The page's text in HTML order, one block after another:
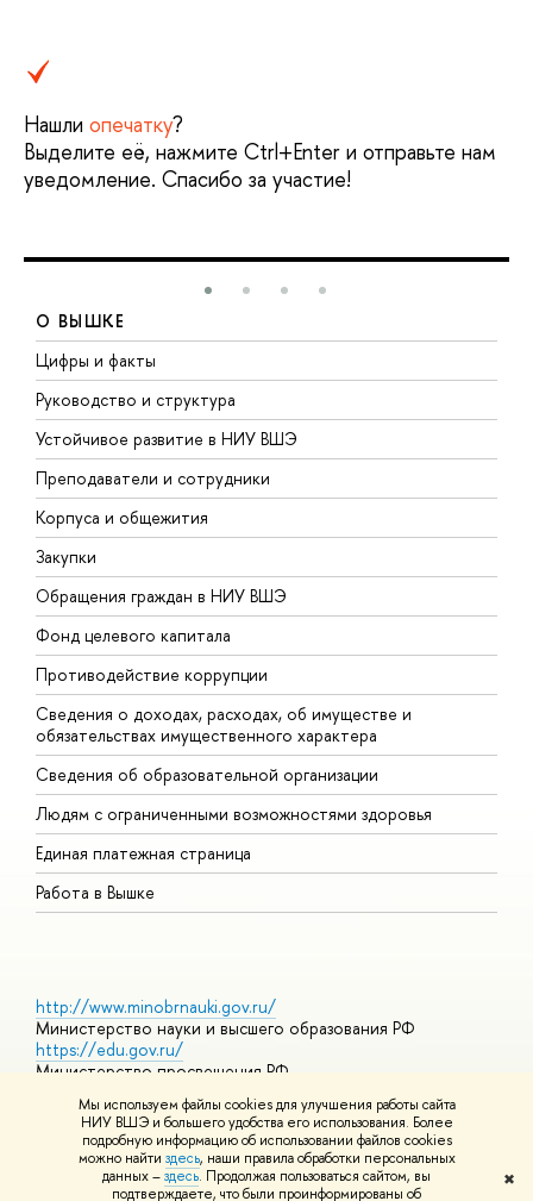
Мы используем файлы cookies для улучшения работы сайта
НИУ ВШЭ и большего удобства его использования. Более
подробную информацию об использовании файлов cookies
можно найти здесь, наши правила обработки персональных
данных –здесь. Продолжая пользоваться сайтом, вы
подтверждаете, что были проинформированы об
✖
Нашли опечатку?
Выделите её, нажмите Ctrl+Enter и отправьте нам
уведомление. Спасибо за участие!
О ВЫШКЕ
Цифры и факты
Руководство и структура
Устойчивое развитие в НИУ ВШЭ
Преподаватели и сотрудники
Корпуса и общежития
Закупки
Обращения граждан в НИУ ВШЭ
Фонд целевого капитала
Противодействие коррупции
Сведения о доходах, расходах, об имуществе и
обязательствах имущественного характера
Сведения об образовательной организации
Людям с ограниченными возможностями здоровья
Единая платежная страница
Работа в Вышке
http://www.minobrnauki.gov.ru/
Министерство науки и высшего образования РФ
https://edu.gov.ru/
Министерство просвещения РФ
https://elearning.hse.ru/mooc
Массовые открытые онлайн-курсы
© НИУ ВШЭ 1993–2026 Адреса и контактыУсловия